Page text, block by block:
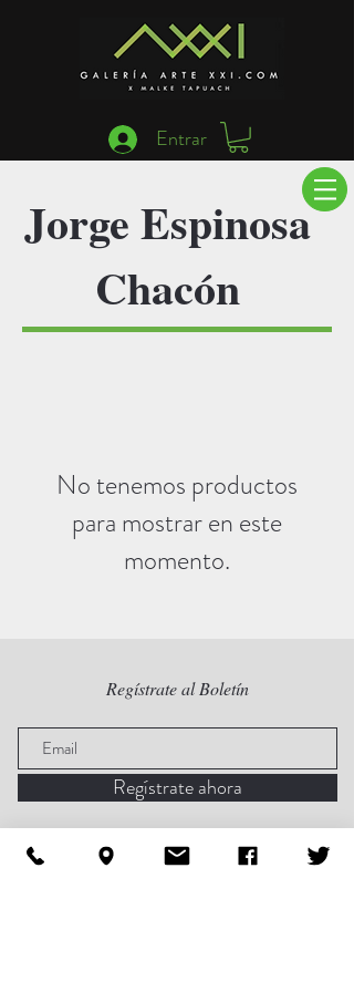
Entrar
Jorge Espinosa
Chacón
No tenemos productos
para mostrar en este
momento.
Regístrate al Boletín
Regístrate ahora